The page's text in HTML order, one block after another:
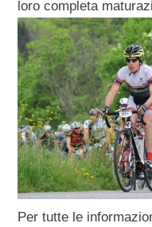
loro completa
Per tutte le